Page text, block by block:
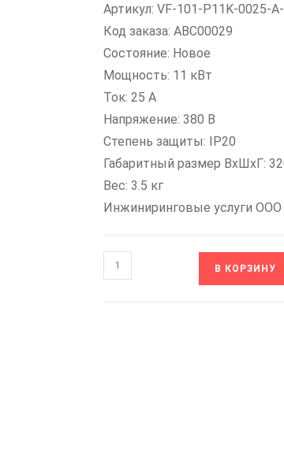
Артикул: VF-101-P11K-0025-
Код заказа: ABC00029
Состояние: Новое
Мощность: 11 кВт
Ток: 25 А
Напряжение: 380 В
Степень защиты: IP20
Габаритный размер ВхШхГ:
Вес: 3.5 кг
Инжиниринговые услуги ООО
Количество
товара
В КОРЗИНУ